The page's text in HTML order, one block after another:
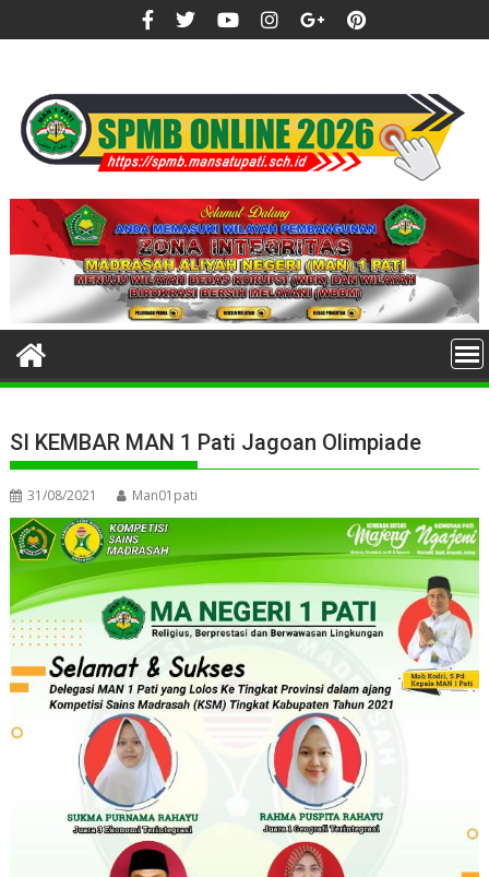
to
SI KEMBAR MAN 1 Pati Jagoan Olimpiade
31/08/2021 Man01pati